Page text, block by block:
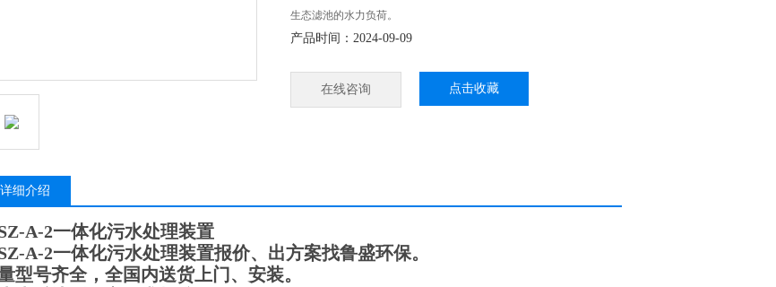
生态滤池的水力负荷。
产品时间：2024-09-09
在线咨询 点击收藏
详细介绍
A-2一体化污水处理装置
A-2一体化污水处理装置报价、出方案找鲁盛环保。
型号齐全，全国内送货上门、安装。